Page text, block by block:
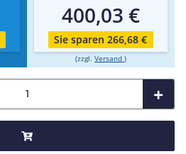
400,03 €
Sie sparen 266,68 €
(zzgl. Versand )